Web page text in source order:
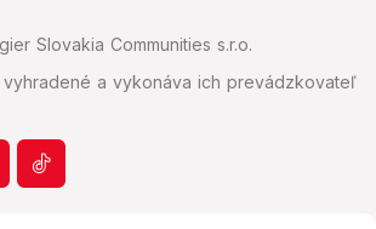
Slovakia Communities s.r.o.
a vykonáva ich prevádzkovateľ